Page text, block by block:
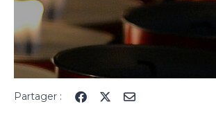
Partager :